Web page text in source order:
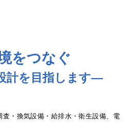
をつなぐ
計を目指します―
・換気設備・給排水・衛生設備、電